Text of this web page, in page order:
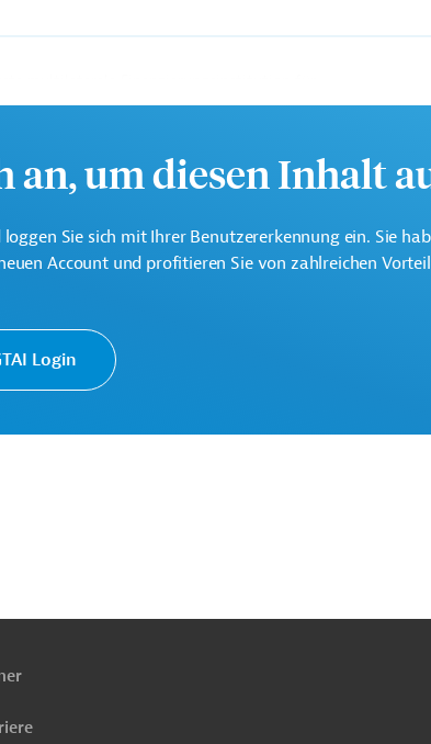
der Region Lateinamerika und Karibik.
und Regierung Projekte
an, um diesen Inhalt
Sie sich mit Ihrer Benutzererkennung ein. Sie
Account und profitieren Sie von zahlreichen
Login